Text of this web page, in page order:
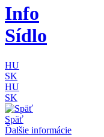
Info
Sídlo
HU
SK
HU
SK
Späť
Ďalšie informácie